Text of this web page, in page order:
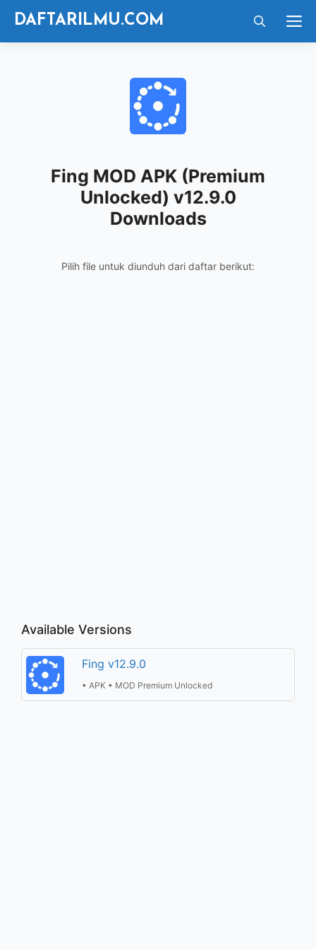
Langsung
DAFTARILMU.COM
Fing MOD APK (Premium
Unlocked) v12.9.0
Downloads
Pilih file untuk diunduh dari daftar berikut:
Available Versions
Fing v12.9.0
• APK • MOD Premium Unlocked